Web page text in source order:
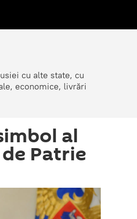
cu alte state, cu
economice, livrări
al
Patrie